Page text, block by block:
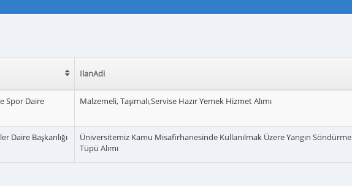
IlanAdi
Spor Daire
Malzemeli, Taşımalı,Servise Hazır Yemek Hizmet Alımı
Daire Başkanlığı
Üniversitemiz Kamu Misafirhanesinde Kullanılmak Üzere Yangın Söndürme
Tüpü Alımı